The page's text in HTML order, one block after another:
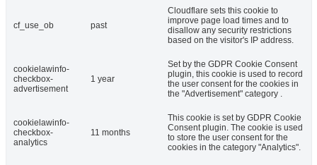
cf_use_ob past
Cloudflare sets this cookie to
improve page load times and to
disallow any security restrictions
based on the visitor's IP address.
cookielawinfo-
checkbox-
advertisement
1 year
Set by the GDPR Cookie Consent
plugin, this cookie is used to record
the user consent for the cookies in
the "Advertisement" category .
cookielawinfo-
checkbox-
analytics
11 months
This cookie is set by GDPR Cookie
Consent plugin. The cookie is used
to store the user consent for the
cookies in the category "Analytics".